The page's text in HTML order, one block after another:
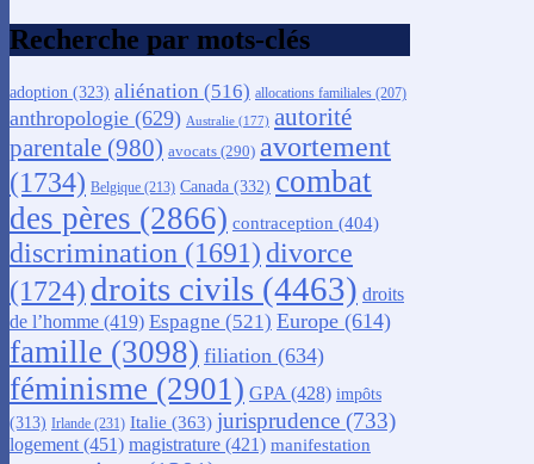
Recherche par mots-clés
adoption (323) aliénation (516) allocations familiales (207)
anthropologie (629) Australie (177) autorité
parentale (980) avocats (290) avortement
(1734) Belgique (213) Canada (332) combat
des pères (2866) contraception (404)
discrimination (1691) divorce
(1724) droits civils (4463) droits
de l’homme (419) Espagne (521) Europe (614)
famille (3098) filiation (634)
féminisme (2901) GPA (428) impôts
(313) Irlande (231) Italie (363) jurisprudence (733)
logement (451) magistrature (421) manifestation